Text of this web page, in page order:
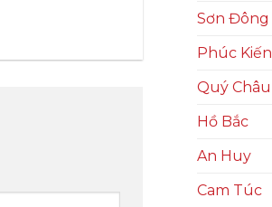
Sơn Đông
Phúc Kiến
Quý Châu
Hồ Bắc
An Huy
Cam Túc